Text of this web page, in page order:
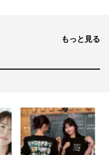
もっと見る